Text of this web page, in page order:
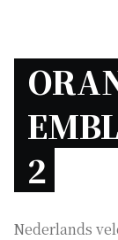
2
Nederlands